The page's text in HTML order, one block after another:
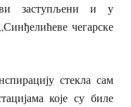
заступљени и у
чегарске
стекла сам
које су биле